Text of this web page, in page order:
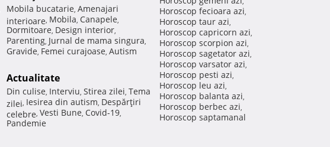
Mobila bucatarie, Amenajari
interioare, Mobila, Canapele,
Dormitoare, Design interior,
Parenting, Jurnal de mama singura,
Gravide, Femei curajoase, Autism
Actualitate
Din culise, Interviu, Stirea zilei, Tema
zilei, Iesirea din autism, Despărţiri
celebre, Vesti Bune, Covid-19,
Pandemie
Horoscop fecioara azi,
Horoscop taur azi,
Horoscop capricorn azi,
Horoscop scorpion azi,
Horoscop sagetator azi,
Horoscop varsator azi,
Horoscop pesti azi,
Horoscop leu azi,
Horoscop balanta azi,
Horoscop berbec azi,
Horoscop saptamanal